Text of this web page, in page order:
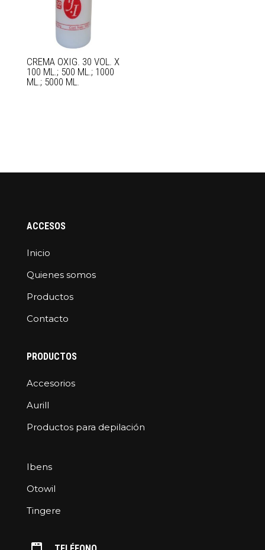
CREMA OXIG. 30 VOL. X
100 ML.; 500 ML.; 1000
ML.; 5000 ML.
ACCESOS
Inicio
Quienes somos
Productos
Contacto
PRODUCTOS
Accesorios
Aurill
Productos para depilación
Ibens
Otowil
Tingere